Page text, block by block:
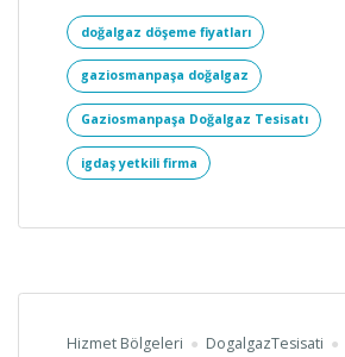
doğalgaz döşeme fiyatları
gaziosmanpaşa doğalgaz
Gaziosmanpaşa Doğalgaz Tesisatı
igdaş yetkili firma
Hizmet Bölgeleri DogalgazTesisati